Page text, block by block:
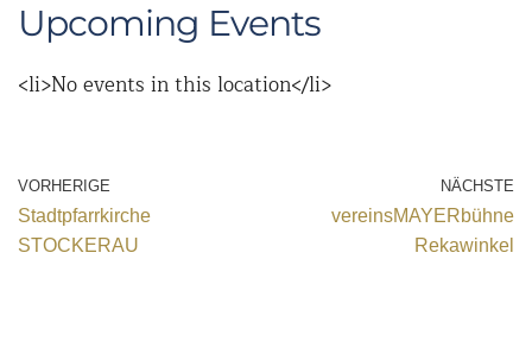
Upcoming Events
<li>No events in this location</li>
VORHERIGE
Stadtpfarrkirche
STOCKERAU
NÄCHSTE
vereinsMAYERbühne
Rekawinkel